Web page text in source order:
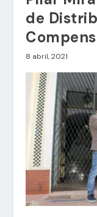
de
8 abril, 2021